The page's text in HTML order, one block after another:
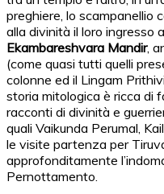
preghiere, lo scampanellio
alla divinità il loro ingresso
Ekambareshvara Mandir,
(come quasi tutti quelli
colonne ed il Lingam
storia mitologica è ricca di
racconti di divinità e
quali Vaikunda Perumal,
le visite partenza per
approfonditamente
Pernottamento.